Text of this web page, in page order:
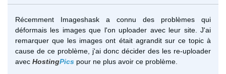
Récemment Imageshask a connu des problèmes qui
déformais les images que l'on uploader avec leur site. J'ai
remarquer que les images ont était agrandit sur ce topic à
cause de ce problème, j'ai donc décider des les re-uploader
avec HostingPics pour ne plus avoir ce problème.